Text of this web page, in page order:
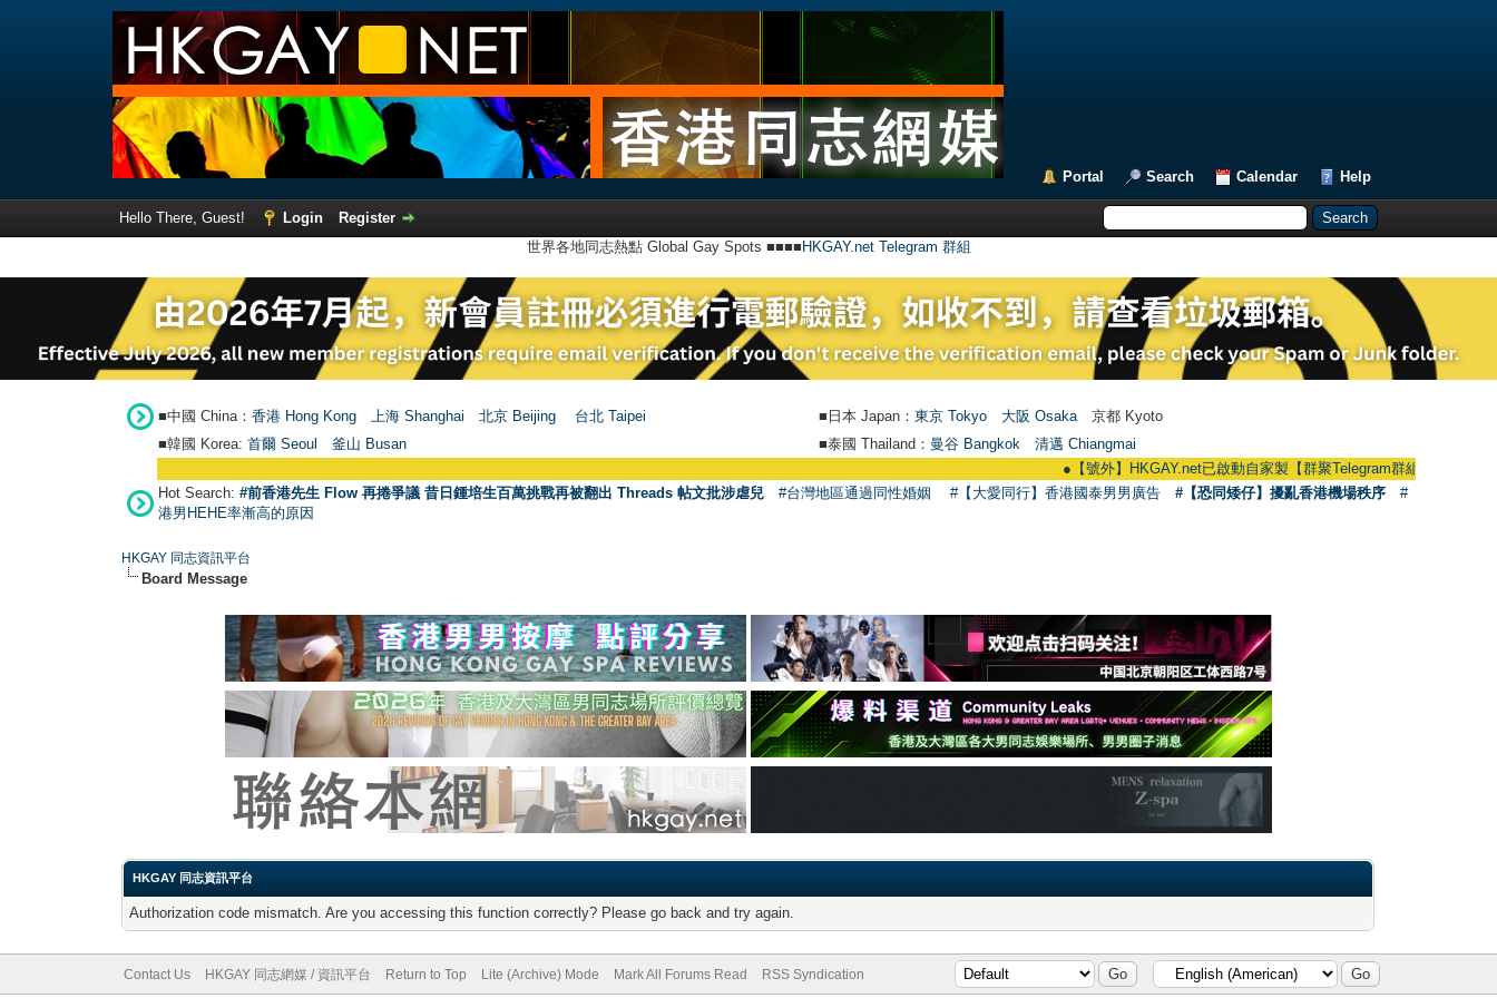
Portal Search Calendar Help
Hello There, Guest! Login
Register
世界各地同志熱點 Global Gay Spots ■■■■ HKGAY.net Telegram 群組
■中國 China： 香港 Hong Kong 上海 Shanghai 北京 Beijing 台北 Taipei ■日本 Japan： 東京 Tokyo 大阪 Osaka 京都 Kyoto
■韓國 Korea: 首爾 Seou 釜山 Busan ■泰國 Thailand： 曼谷 Bangkok
清邁 Chiangmai
【號外】HKGAY.net已啟動自家製【群聚Telegram群組】
Hot Search: #前香港先生 Flow 再捲爭議 昔日鍾培生百萬挑戰再被翻出 Threads 帖文批涉虐兒 #台灣地區通過同性婚姻 #【大愛同行】香港國泰男男廣告 #【恐同矮仔】擾亂香港機場秩序
#
港男HEHE率漸高的原因
HKGAY 同志資訊平台
Board Message
HKGAY 同志資訊平台
Authorization code mismatch. Are you accessing this function correctly? Please go back and try again.
Contact Us HKGAY 同志網媒 / 資訊平台 Return to Top Lite (Archive) Mode Mark All Forums Read RSS Syndication